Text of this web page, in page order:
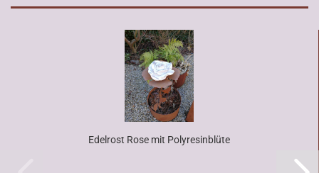
Edelrost Rose mit Polyresinblüte